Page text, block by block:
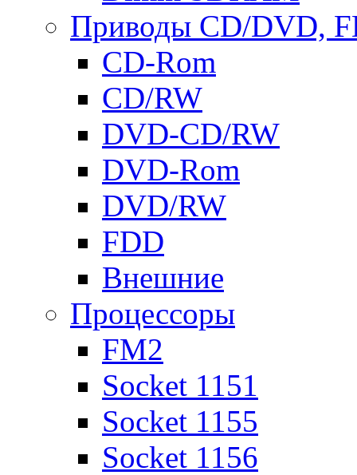
Приводы СD/DVD,
CD-Rom
CD/RW
DVD-CD/RW
DVD-Rom
DVD/RW
FDD
Внешние
Процессоры
FM2
Socket 1151
Socket 1155
Socket 1156